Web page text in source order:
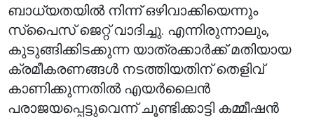
ബാധ്യതയിൽ നിന്ന് ഒഴിവാക്കിയെന്നും
സ്പൈസ് ജെറ്റ് വാദിച്ചു. എന്നിരുന്നാലും,
കുടുങ്ങിക്കിടക്കുന്ന യാത്രക്കാർക്ക് മതിയായ
ക്രമീകരണങ്ങൾ നടത്തിയതിന് തെളിവ്
കാണിക്കുന്നതിൽ എയർലൈൻ
പരാജയപ്പെട്ടുവെന്ന് ചൂണ്ടിക്കാട്ടി കമ്മീഷൻ